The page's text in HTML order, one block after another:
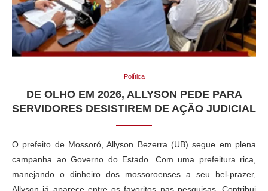
Política
DE OLHO EM 2026, ALLYSON PEDE PARA
SERVIDORES DESISTIREM DE AÇÃO JUDICIAL
O prefeito de Mossoró, Allyson Bezerra (UB) segue em plena
campanha ao Governo do Estado. Com uma prefeitura rica,
manejando o dinheiro dos mossoroenses a seu bel-prazer,